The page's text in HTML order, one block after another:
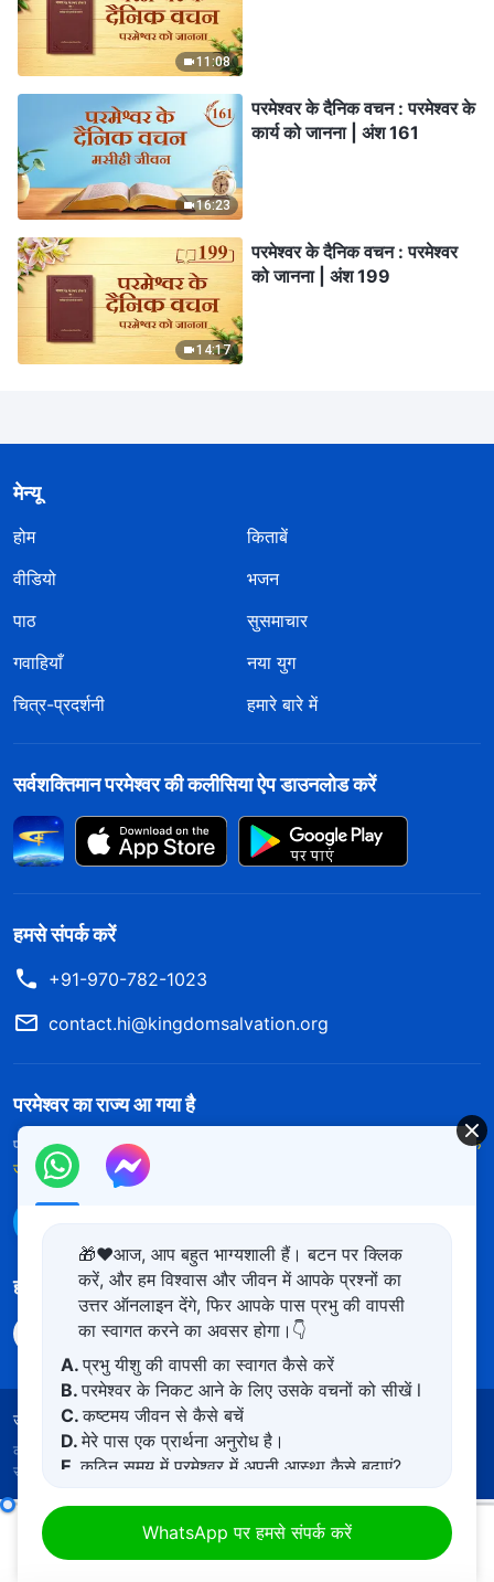
11:08
16:23
परमेश्वर के दैनिक वचन : परमेश्वर के
कार्य को जानना | अंश 161
14:17
परमेश्वर के दैनिक वचन : परमेश्वर
को जानना | अंश 199
मेन्यू
होम
किताबें
वीडियो
भजन
पाठ
सुसमाचार
गवाहियाँ
नया युग
चित्र-प्रदर्शनी
हमारे बारे में
सर्वशक्तिमान परमेश्वर की कलीसिया ऐप डाउनलोड करें
हमसे संपर्क करें
+91-970-782-1023
contact.hi@kingdomsalvation.org
परमेश्वर का राज्य आ गया है
परमेश्वर का राज्य पृथ्वी पर आ गया है! क्या आप इसमें प्रवेश करना चाहते हैं?
और अधिक
जानें
हमारा अनुसरण करें
उपयोग की शर्तें गोपनीयता नीत साभार
कॉपीराइट © 2026 सर्वशक्तिमान परमेश्वर की कलीसिया।
सुरक्षित।
🎁❤️आज, आप बहुत भाग्यशाली हैं। बटन पर क्लिक
करें, और हम विश्वास और जीवन में आपके प्रश्नों का
उत्तर ऑनलाइन देंगे, फिर आपके पास प्रभु की वापसी
का स्वागत करने का अवसर होगा।👇
A.प्रभु यीशु की वापसी का स्वागत कैसे करें
B.परमेश्वर के निकट आने के लिए उसके वचनों को सीखें l
C.कष्टमय जीवन से कैसे बचें
D.मेरे पास एक प्रार्थना अनुरोध है।
E.कठिन समय में परमेश्वर में अपनी आस्था कैसे बढ़ाएं?
WhatsApp पर हमसे संपर्क करेंपरमेश्वर के दैनिक वचन : परमेश्वर को जानना | अंश 80